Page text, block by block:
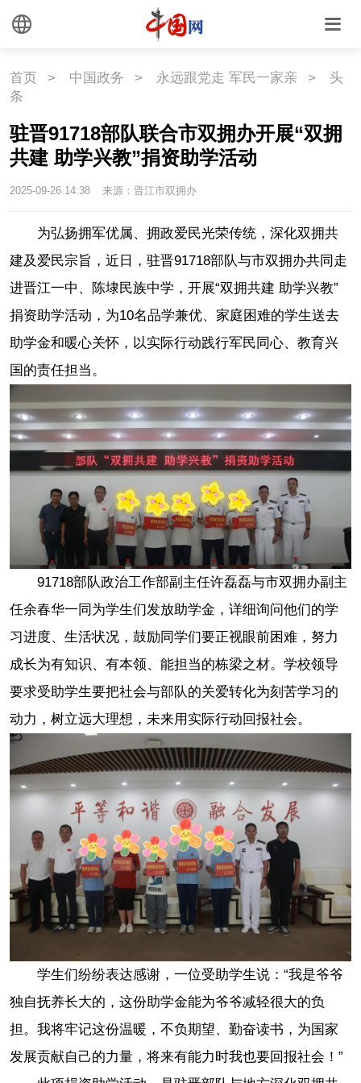
首页 > 中国政务 > 永远跟党走 军民一家亲 >
头
条
驻晋91718部队联合市双拥办开展“双拥
共建 助学兴教”捐资助学活动
2025-09-26 14:38 来源：晋江市双拥办
为弘扬拥军优属、拥政爱民光荣传统，深化双拥共
建及爱民宗旨，近日，驻晋91718部队与市双拥办共同走
进晋江一中、陈埭民族中学，开展“双拥共建 助学兴教”
捐资助学活动，为10名品学兼优、家庭困难的学生送去
助学金和暖心关怀，以实际行动践行军民同心、教育兴
国的责任担当。
91718部队政治工作部副主任许磊磊与市双拥办副主
任余春华一同为学生们发放助学金，详细询问他们的学
习进度、生活状况，鼓励同学们要正视眼前困难，努力
成长为有知识、有本领、能担当的栋梁之材。学校领导
要求受助学生要把社会与部队的关爱转化为刻苦学习的
动力，树立远大理想，未来用实际行动回报社会。
学生们纷纷表达感谢，一位受助学生说：“我是爷爷
独自抚养长大的，这份助学金能为爷爷减轻很大的负
担。我将牢记这份温暖，不负期望、勤奋读书，为国家
发展贡献自己的力量，将来有能力时我也要回报社会！”